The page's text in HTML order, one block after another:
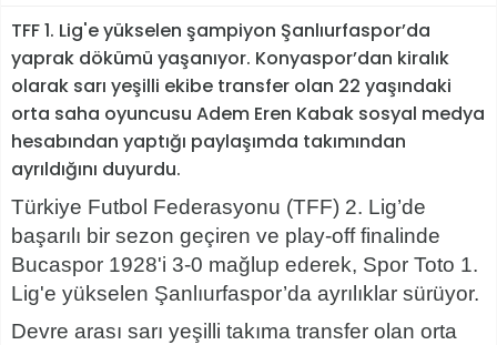
TFF 1. Lig'e yükselen şampiyon Şanlıurfaspor’da
yaprak dökümü yaşanıyor. Konyaspor’dan kiralık
olarak sarı yeşilli ekibe transfer olan 22 yaşındaki
orta saha oyuncusu Adem Eren Kabak sosyal medya
hesabından yaptığı paylaşımda takımından
ayrıldığını duyurdu.
Türkiye Futbol Federasyonu (TFF) 2. Lig’de
başarılı bir sezon geçiren ve play-off finalinde
Bucaspor 1928'i 3-0 mağlup ederek, Spor Toto 1.
Lig'e yükselen Şanlıurfaspor’da ayrılıklar sürüyor.
Devre arası sarı yeşilli takıma transfer olan orta